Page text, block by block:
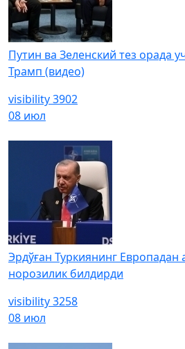
Путин ва Зеленский тез орада
Трамп (видео)
visibility3902
08 июл
Эрдўған Туркиянинг Европадан
норозилик билдирди
visibility3258
08 июл